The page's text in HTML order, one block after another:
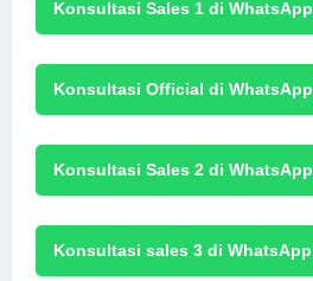
Konsultasi Sales 1 di WhatsApp
Konsultasi Official di WhatsApp
Konsultasi Sales 2 di WhatsApp
Konsultasi sales 3 di WhatsApp